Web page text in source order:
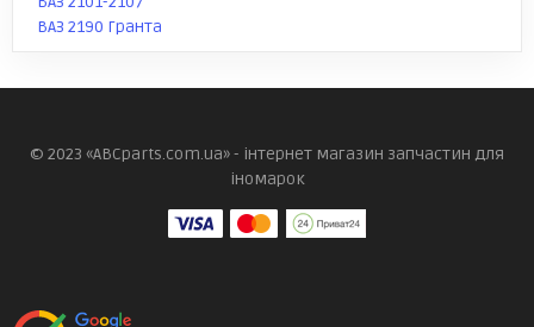
ВАЗ 2190 Гранта
© 2023 «ABCparts.com.ua» - інтернет магазин запчастин для
іномарок